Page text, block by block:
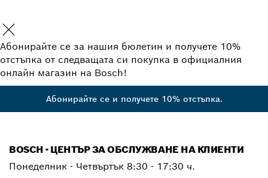
Абонирайте се за нашия бюлетин и получете 10%
отстъпка от следващата си покупка в официалния
онлайн магазин на Bosch!
Абонирайте се и получете 10% отстъпка.
BOSCH - ЦЕНТЪР ЗА ОБСЛУЖВАНЕ НА КЛИЕНТИ
Понеделник - Четвъртък 8:30 - 17:30 ч.